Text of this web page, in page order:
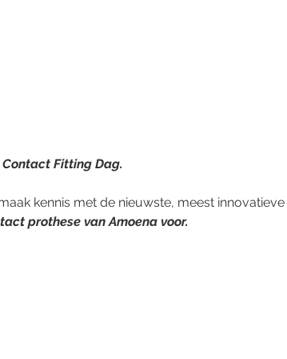
Fitting Dag.
kennis met de nieuwste, meest innovatieve
prothese van Amoena voor.